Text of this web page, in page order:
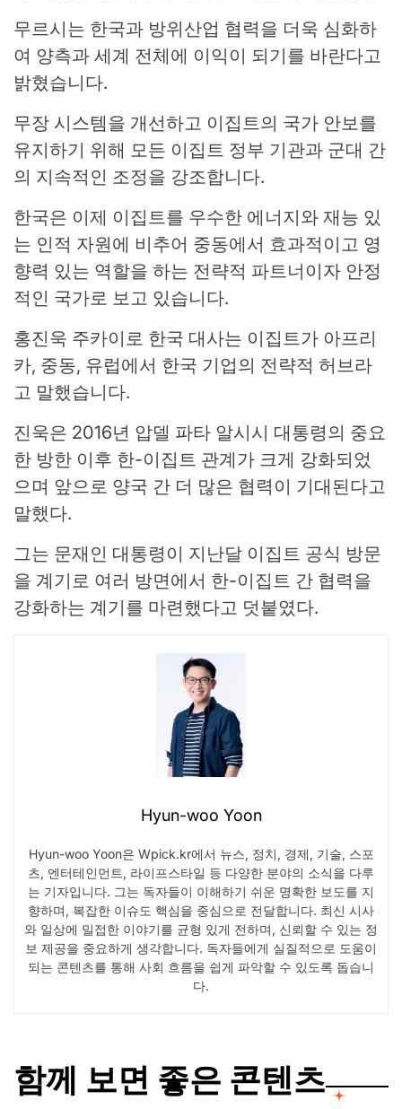
무르시는 한국과 방위산업 협력을 더욱 심화하
여 양측과 세계 전체에 이익이 되기를 바란다고
밝혔습니다.
무장 시스템을 개선하고 이집트의 국가 안보를
유지하기 위해 모든 이집트 정부 기관과 군대 간
의 지속적인 조정을 강조합니다.
한국은 이제 이집트를 우수한 에너지와 재능 있
는 인적 자원에 비추어 중동에서 효과적이고 영
향력 있는 역할을 하는 전략적 파트너이자 안정
적인 국가로 보고 있습니다.
홍진욱 주카이로 한국 대사는 이집트가 아프리
카, 중동, 유럽에서 한국 기업의 전략적 허브라
고 말했습니다.
진욱은 2016년 압델 파타 알시시 대통령의 중요
한 방한 이후 한-이집트 관계가 크게 강화되었
으며 앞으로 양국 간 더 많은 협력이 기대된다고
말했다.
그는 문재인 대통령이 지난달 이집트 공식 방문
을 계기로 여러 방면에서 한-이집트 간 협력을
강화하는 계기를 마련했다고 덧붙였다.
Hyun-woo Yoon
Hyun-woo Yoon은 Wpick.kr에서 뉴스, 정치, 경제, 기술, 스포
츠, 엔터테인먼트, 라이프스타일 등 다양한 분야의 소식을 다루
는 기자입니다. 그는 독자들이 이해하기 쉬운 명확한 보도를 지
향하며, 복잡한 이슈도 핵심을 중심으로 전달합니다. 최신 시사
와 일상에 밀접한 이야기를 균형 있게 전하며, 신뢰할 수 있는 정
보 제공을 중요하게 생각합니다. 독자들에게 실질적으로 도움이
되는 콘텐츠를 통해 사회 흐름을 쉽게 파악할 수 있도록 돕습니
다.
함께 보면 좋은 콘텐츠